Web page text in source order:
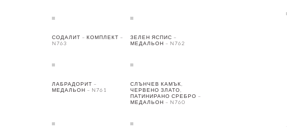
СОДАЛИТ – КОМПЛЕКТ –
N763
ЗЕЛЕН ЯСПИС –
МЕДАЛЬОН – N762
ЛАБРАДОРИТ –
МЕДАЛЬОН – N761
СЛЪНЧЕВ КАМЪК,
ЧЕРВЕНО ЗЛАТО,
ПАТИНИРАНО СРЕБРО –
МЕДАЛЬОН – N760